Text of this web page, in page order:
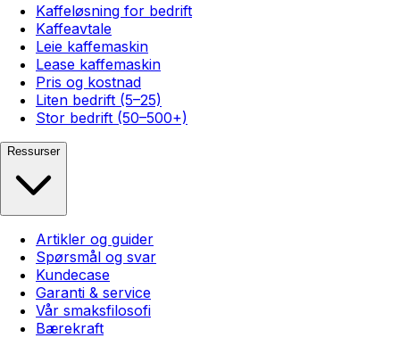
Kaffeløsning for bedrift
Kaffeavtale
Leie kaffemaskin
Lease kaffemaskin
Pris og kostnad
Liten bedrift (5–25)
Stor bedrift (50–500+)
Ressurser
Artikler og guider
Spørsmål og svar
Kundecase
Garanti & service
Vår smaksfilosofi
Bærekraft